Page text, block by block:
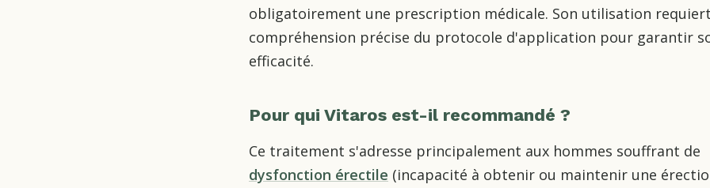
obligatoirement une prescription médicale. Son utilisation
compréhension précise du protocole d'application pour garantir
efficacité.
Pour qui Vitaros est-il recommandé ?
Ce traitement s'adresse principalement aux hommes souffrant de
dysfonction érectile (incapacité à obtenir ou maintenir une